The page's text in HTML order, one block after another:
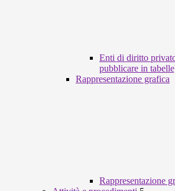
Enti di diritto
pubblicare in
Rappresentazione grafica
Rappresentazione